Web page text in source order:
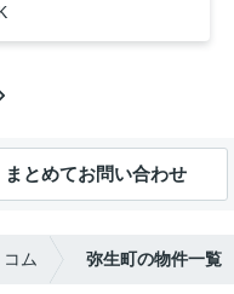
まとめてお問い合わせ
ム 弥生町の物件一覧